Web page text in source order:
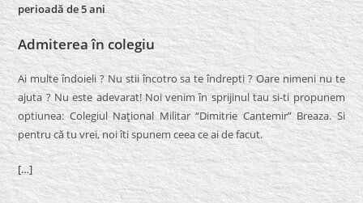
perioadă de 5 ani
Admiterea în colegiu
Ai multe îndoieli ? Nu stii încotro sa te îndrepti ? Oare nimeni nu te
ajuta ? Nu este adevarat! Noi venim în sprijinul tau si-ti propunem
optiunea: Colegiul Naţional Militar “Dimitrie Cantemir” Breaza. Si
pentru că tu vrei, noi îti spunem ceea ce ai de facut.
[…]